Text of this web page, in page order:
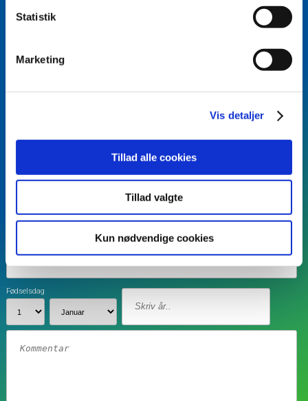
Statistik
Marketing
Vis detaljer
Tillad alle cookies
Tillad valgte
Kun nødvendige cookies
Vil du vide mere?
kontaktinformationer, samt eventuel kort
Fødselsdag